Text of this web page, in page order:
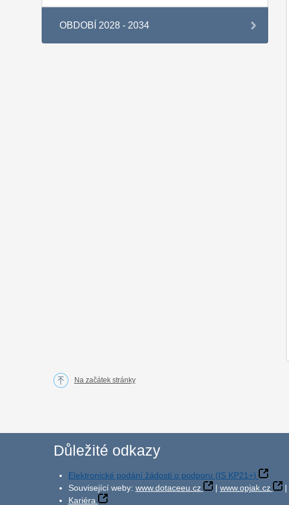
OBDOBÍ 2028 - 2034
Na začátek stránky
Důležité odkazy
Elektronické podání žádosti o podporu (IS KP21+)
Související weby: www.dotaceeu.cz | www.opjak.cz |
Kariéra